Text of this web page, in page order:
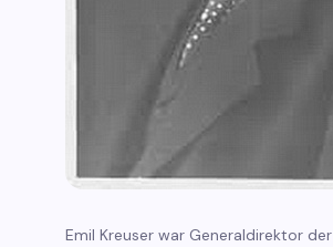
Emil Kreuser war Generaldirektor der